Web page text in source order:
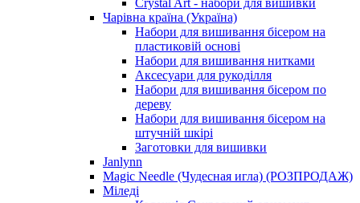
Чарівна країна (Україна)
Набори для вишивання бісером на
пластиковій основі
Набори для вишивання нитками
Аксесуари для рукоділля
Набори для вишивання бісером по
дереву
Набори для вишивання бісером на
штучній шкірі
Заготовки для вишивки
Janlynn
Magic Needle (Чудесная игла) (РОЗПРОДАЖ)
Міледі